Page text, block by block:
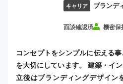
キャリア ブランデ
面談確認済 機密保
コンセプトをシンプルに伝える
を大切にしています。 建築・イ
立後はブランディングデザイン